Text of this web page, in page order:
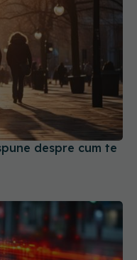
despre cum te